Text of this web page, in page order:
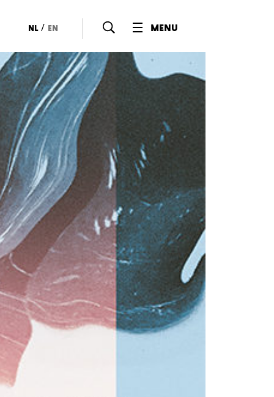
menu
nl / en